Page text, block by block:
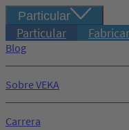
Particular
Particular
Blog
Sobre VEKA
Carrera